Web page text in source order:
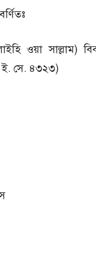
ওয়া
ই. সে. ৪৩২৩)